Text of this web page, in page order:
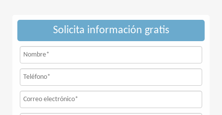
Solicita información gratis